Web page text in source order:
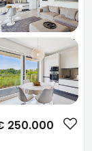
250.000